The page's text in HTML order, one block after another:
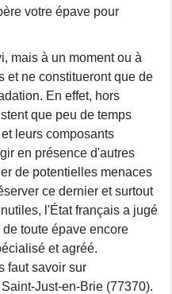
votre épave pour
mais à un moment ou à
et ne constitueront que de
En effet, hors
que peu de temps
leurs composants
en présence d'autres
de potentielles menaces
ce dernier et surtout
l'État français a jugé
toute épave encore
et agréé.
faut savoir sur
Just-en-Brie (77370).